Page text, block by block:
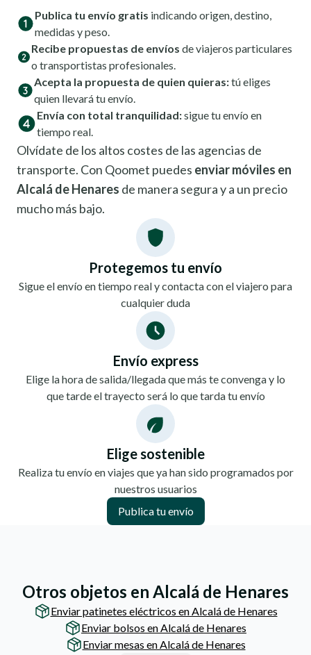
Publica tu envío gratis indicando origen, destino,
medidas y peso.
Recibe propuestas de envíos de viajeros particulares
o transportistas profesionales.
Acepta la propuesta de quien quieras:tú eliges
quien llevará tu envío.
Envía con total tranquilidad:sigue tu envío en
tiempo real.
Olvídate de los altos costes de las agencias de
transporte. Con Qoomet puedes enviar móviles en
Alcalá de Henares de manera segura y a un precio
mucho más bajo.
Protegemos tu envío
Sigue el envío en tiempo real y contacta con el viajero para
cualquier duda
Envío express
Elige la hora de salida/llegada que más te convenga y lo
que tarde el trayecto será lo que tarda tu envío
Elige sostenible
Realiza tu envío en viajes que ya han sido programados por
nuestros usuarios
Publica tu envío
Otros objetos en Alcalá de Henares
Enviar patinetes eléctricos en Alcalá de Henares
Enviar bolsos en Alcalá de Henares
Enviar mesas en Alcalá de Henares